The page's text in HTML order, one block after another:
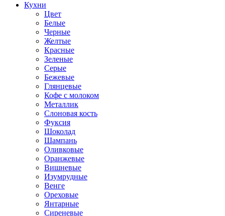
Кухни
Цвет
Белые
Черные
Желтые
Красные
Зеленые
Серые
Бежевые
Глянцевые
Кофе с молоком
Металлик
Слоновая кость
Фуксия
Шоколад
Шампань
Оливковые
Оранжевые
Вишневые
Изумрудные
Венге
Ореховые
Янтарные
Сиреневые